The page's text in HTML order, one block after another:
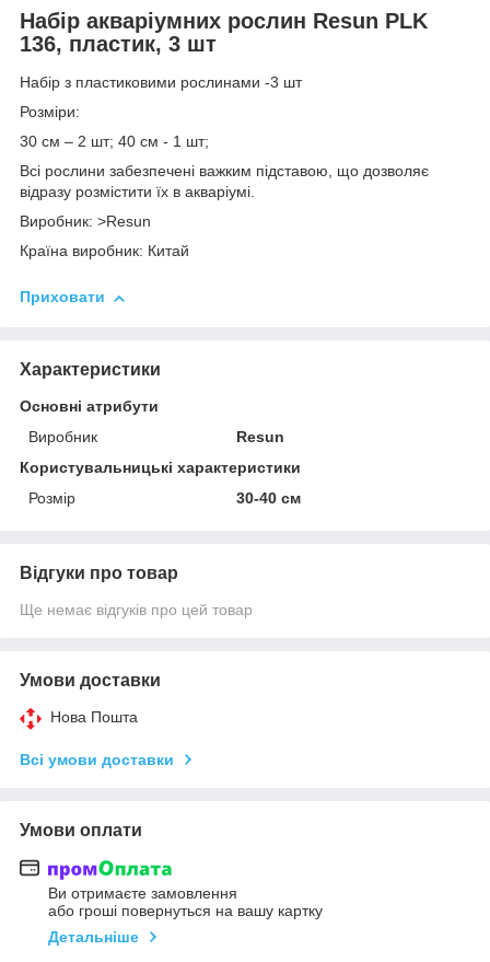
Набір акваріумних рослин Resun PLK
136, пластик, 3 шт
Набір з пластиковими рослинами -3 шт
Розміри:
30 см – 2 шт; 40 см - 1 шт;
Всі рослини забезпечені важким підставою, що дозволяє
відразу розмістити їх в акваріумі.
Виробник: >Resun
Країна виробник: Китай
Приховати
Характеристики
Основні атрибути
Виробник
Resun
Користувальницькі характеристики
Розмір
30-40 см
Відгуки про товар
Ще немає відгуків про цей товар
Умови доставки
Нова Пошта
Всі умови доставки
Умови оплати
Ви отримаєте замовлення
або гроші повернуться на вашу картку
Детальніше